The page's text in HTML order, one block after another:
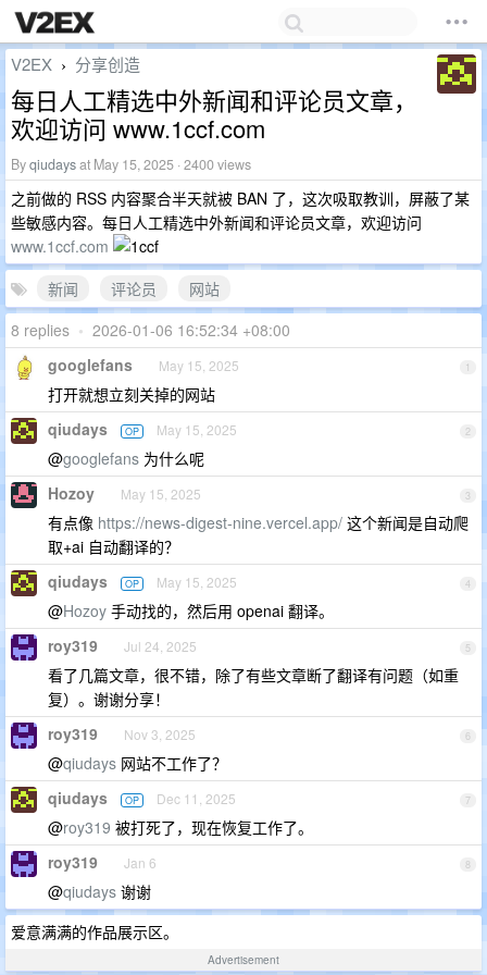
V2EX › 分享创造
每日人工精选中外新闻和评论员文章，
欢迎访问 www.1ccf.com
Byqiudaysat May 15, 2025 · 2400 views
之前做的 RSS 内容聚合半天就被 BAN 了，这次吸取教训，屏蔽了某
些敏感内容。每日人工精选中外新闻和评论员文章，欢迎访问
www.1ccf.com
新闻
评论员
网站
8 replies • 2026-01-06 16:52:34 +08:00
1
googlefans May 15, 2025
打开就想立刻关掉的网站
2
qiudays OP May 15, 2025
@googlefans 为什么呢
3
Hozoy May 15, 2025
有点像 https://news-digest-nine.vercel.app/ 这个新闻是自动爬
取+ai 自动翻译的？
4
qiudays OP May 15, 2025
@Hozoy 手动找的，然后用 openai 翻译。
5
roy319 Jul 24, 2025
看了几篇文章，很不错，除了有些文章断了翻译有问题（如重
复）。谢谢分享！
6
roy319 Nov 3, 2025
@qiudays 网站不工作了？
7
qiudays OP Dec 11, 2025
@roy319 被打死了，现在恢复工作了。
8
roy319 Jan 6
@qiudays 谢谢
爱意满满的作品展示区。
Advertisement